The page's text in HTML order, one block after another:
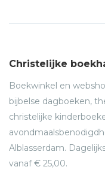
Christelijke
Boekwinkel en
bijbelse dagboeken,
christelijke
Alblasserdam.
vanaf € 25,00.